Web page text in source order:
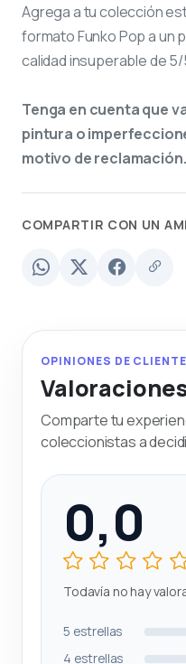
Agrega a tu colección
formato Funko Pop a un
calidad insuperable de 5/
Tenga en cuenta que
pintura o
motivo de reclamación.
COMPARTIR CON UN
OPINIONES DE
Comparte tu
coleccionistas a
0,0
Todavía no hay
5 estrellas
4 estrellas